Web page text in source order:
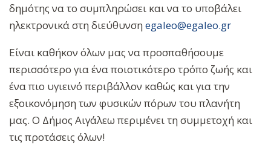
δημότης να το συμπληρώσει και να το υποβάλει
ηλεκτρονικά στη διεύθυνση egaleo@egaleo.gr
Είναι καθήκον όλων μας να προσπαθήσουμε
περισσότερο για ένα ποιοτικότερο τρόπο ζωής και
ένα πιο υγιεινό περιβάλλον καθώς και για την
εξοικονόμηση των φυσικών πόρων του πλανήτη
μας. Ο Δήμος Αιγάλεω περιμένει τη συμμετοχή και
τις προτάσεις όλων!